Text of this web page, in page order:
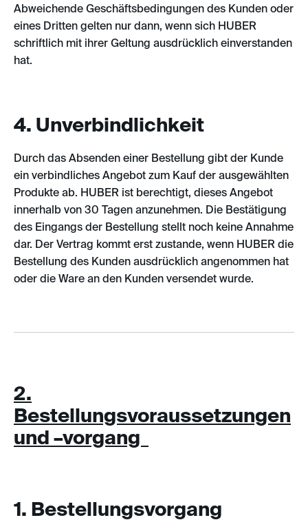
Abweichende Geschäftsbedingungen des Kunden oder
eines Dritten gelten nur dann, wenn sich HUBER
schriftlich mit ihrer Geltung ausdrücklich einverstanden
hat.
4. Unverbindlichkeit
Durch das Absenden einer Bestellung gibt der Kunde
ein verbindliches Angebot zum Kauf der ausgewählten
Produkte ab. HUBER ist berechtigt, dieses Angebot
innerhalb von 30 Tagen anzunehmen. Die Bestätigung
des Eingangs der Bestellung stellt noch keine Annahme
dar. Der Vertrag kommt erst zustande, wenn HUBER die
Bestellung des Kunden ausdrücklich angenommen hat
oder die Ware an den Kunden versendet wurde.
2.
Bestellungsvoraussetzungen
und –vorgang
1. Bestellungsvorgang